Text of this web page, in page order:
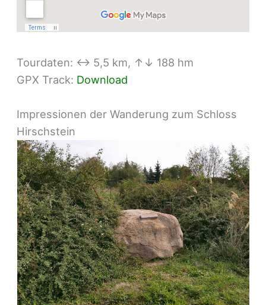
Tourdaten: ↔ 5,5 km, ↑↓ 188 hm
GPX Track: Download
Impressionen der Wanderung zum Schloss
Hirschstein